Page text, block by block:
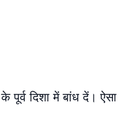
दिशा में बांध दें। ऐसा